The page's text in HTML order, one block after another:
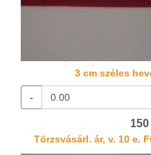
3 cm széles
-
Törzsvásárl. ár, v. 10 e.